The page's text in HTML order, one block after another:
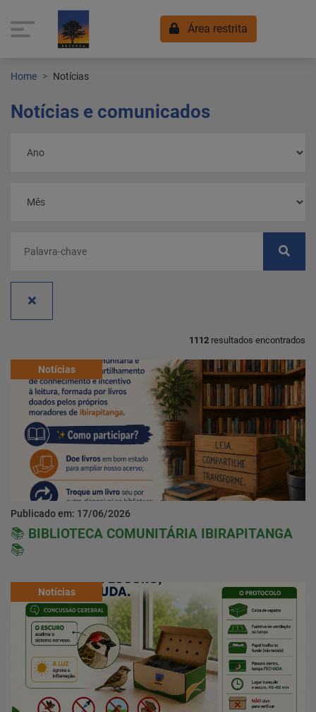
Área restrita
Notícias
Localização
Contato
Baixe o App
Home Notícias
Notícias e comunicados
1112 resultados encontrados
Notícias
Publicado em: 17/06/2026
📚 BIBLIOTECA COMUNITÁRIA IBIRAPITANGA
📚
Notícias